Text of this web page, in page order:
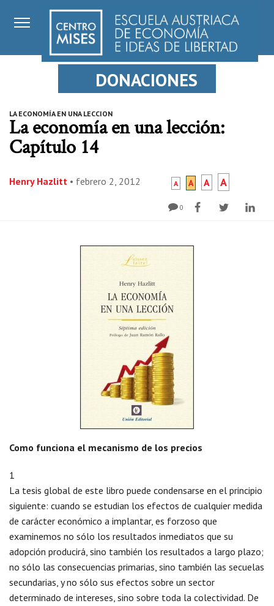
DONACIONES
LA ECONOMÍA EN UNA LECCION
La economía en una lección:
Capítulo 14
Henry Hazlitt • febrero 2, 2012 A A A A
0
Como funciona el mecanismo de los precios
1
La tesis global de este libro puede condensarse en el principio
siguiente: cuando se estudian los efectos de cualquier medida
de carácter económico a implantar, es forzoso que
examinemos no sólo los resultados inmediatos que su
adopción producirá, sino también los resultados a largo plazo;
no sólo las consecuencias primarias, sino también las secuelas
secundarias, y no sólo sus efectos sobre un sector
determinado de intereses, sino sobre toda la colectividad. De